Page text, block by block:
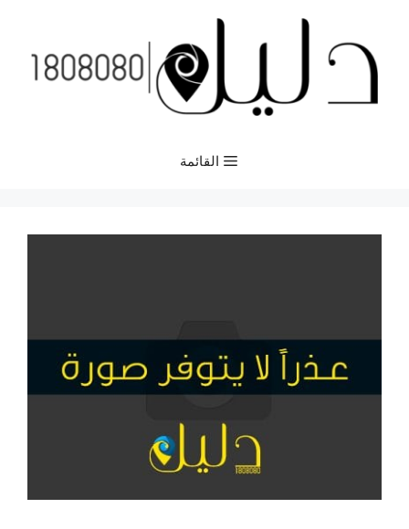
المحتوى
القائمة